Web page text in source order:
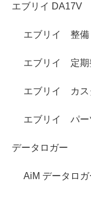
エブリイ DA17V
エブリイ 整備
エブリイ 定期
エブリイ カス
エブリイ パー
データロガー
AiM データロガ